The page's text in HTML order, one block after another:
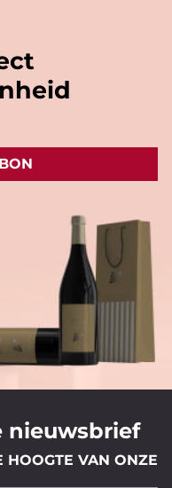
nieuwsbrief
HOOGTE VAN ONZE